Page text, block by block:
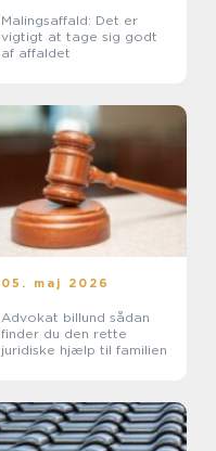
Malingsaffald: Det er
vigtigt at tage sig godt
af affaldet
05. maj 2026
Advokat billund sådan
finder du den rette
juridiske hjælp til familien